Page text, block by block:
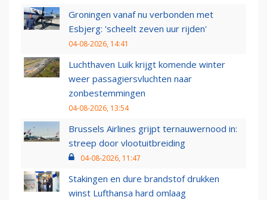
Groningen vanaf nu verbonden met
Esbjerg: 'scheelt zeven uur rijden'
04-08-2026, 14:41
Luchthaven Luik krijgt komende winter
weer passagiersvluchten naar
zonbestemmingen
04-08-2026, 13:54
Brussels Airlines grijpt ternauwernood in:
streep door vlootuitbreiding
04-08-2026, 11:47
Stakingen en dure brandstof drukken
winst Lufthansa hard omlaag